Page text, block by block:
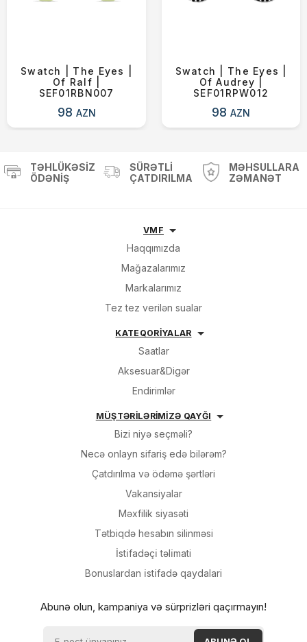
Swatch | The Eyes |
Of Ralf |
SEF01RBN007
98 AZN
Swatch | The Eyes |
Of Audrey |
SEF01RPW012
98AZN
TƏHLÜKƏSIZ
ÖDƏNIŞ
SÜRƏTLI
ÇATDIRILMA
MƏHSULLARA
ZƏMANƏT
VMF
Haqqımızda
Mağazalarımız
Markalarımız
Tez tez verilən sualar
KATEQORİYALAR
Saatlar
Aksesuar&Digər
Endirimlər
MÜŞTƏRİLƏRİMİZƏ QAYĞI
Bizi niyə seçməli?
Necə onlayn sifariş edə bilərəm?
Çatdırılma və ödəmə şərtləri
Vakansiyalar
Məxfilik siyasəti
Tətbiqdə hesabın silinməsi
İsti̇fadəçi̇ təli̇mati
Bonuslardan i̇sti̇fadə qaydalari
Abunə olun, kampaniya və sürprizləri qaçırmayın!